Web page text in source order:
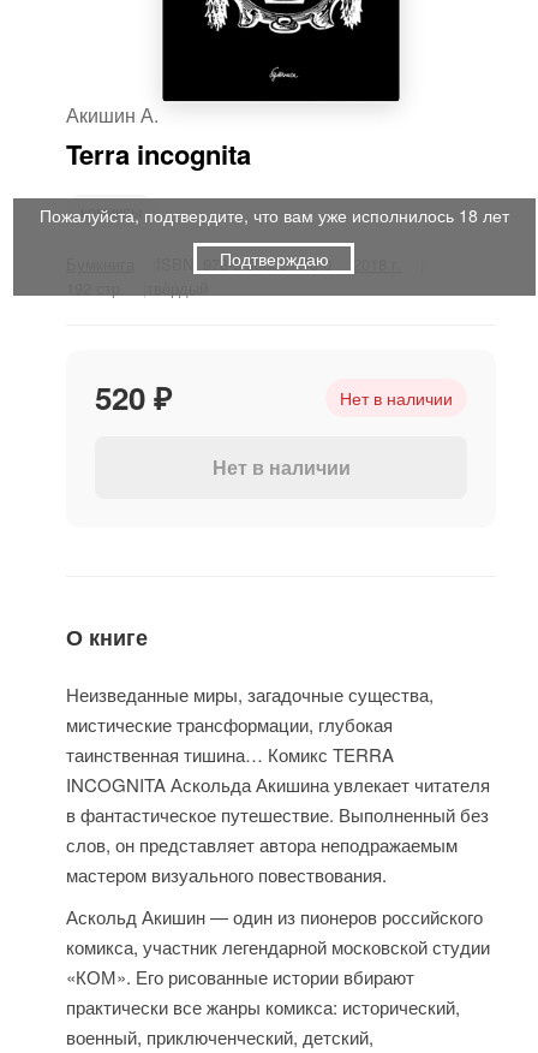
Акишин А.
Terra incognita
комиксы
ISBN: 978-5-906331-70-0
520 ₽ Нет в наличии
Нет в наличии
О книге
Неизведанные миры, загадочные существа,
мистические трансформации, глубокая
таинственная тишина… Комикс TERRA
INCOGNITA Аскольда Акишина увлекает читателя
в фантастическое путешествие. Выполненный без
слов, он представляет автора неподражаемым
мастером визуального повествования.
Аскольд Акишин — один из пионеров российского
комикса, участник легендарной московской студии
«КОМ». Его рисованные истории вбирают
практически ​все​ жанры комикса: исторический,
военный, приключенческий, детский,
Пожалуйста, подтвердите, что вам уже исполнилось 18 лет
Подтверждаю